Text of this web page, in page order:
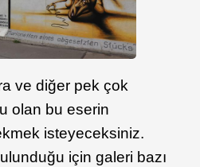
ve diğer pek çok
olan bu eserin
isteyeceksiniz.
için galeri bazı